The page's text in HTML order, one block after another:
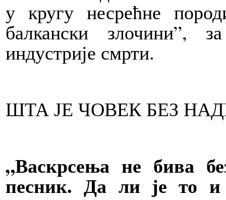
у кругу несрећне
балкански злочини”,
индустрије смрти.
ШТА ЈЕ ЧОВЕК БЕЗ
„Васкрсења не бива
песник. Да ли је то